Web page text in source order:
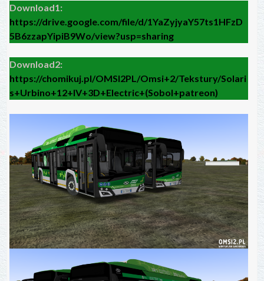
Download1:
https://drive.google.com/file/d/1YaZyjyaY57ts1HFzD
5B6zzapYipiB9Wo/view?usp=sharing
Download2:
https://chomikuj.pl/OMSI2PL/Omsi+2/Tekstury/Solari
s+Urbino+12+IV+3D+Electric+(Sobol+patreon)